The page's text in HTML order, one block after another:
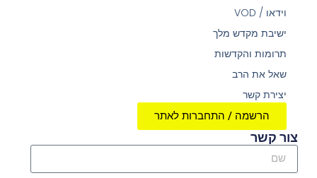
וידאו / VOD
ישיבת מקדש מלך
תרומות והקדשות
שאל את הרב
יצירת קשר
הרשמה / התחברות לאתר
צור קשר